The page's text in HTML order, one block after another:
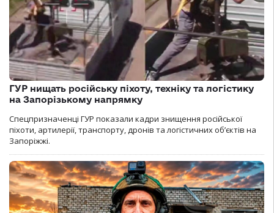
ГУР нищать російську піхоту, техніку та логістику
на Запорізькому напрямку
Спецпризначенці ГУР показали кадри знищення російської
піхоти, артилерії, транспорту, дронів та логістичних об’єктів на
Запоріжжі.